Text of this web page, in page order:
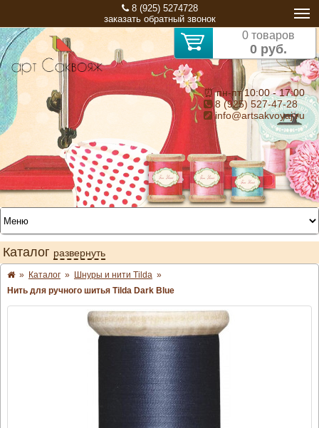
8 (925) 5274728
заказать обратный звонок
0 товаров
0 руб.
⏰ пн-пт 10:00 - 17:00
8 (925) 527-47-28
info@artsakvoyaj.ru
Каталог развернуть
» Каталог » Шнуры и нити Tilda »
Нить для ручного шитья Tilda Dark Blue